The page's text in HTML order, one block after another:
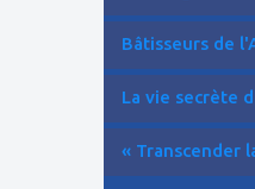
Bâtisseurs de
La vie secrète
« Transcender